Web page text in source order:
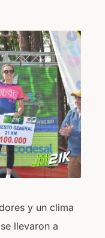
y un clima
llevaron a